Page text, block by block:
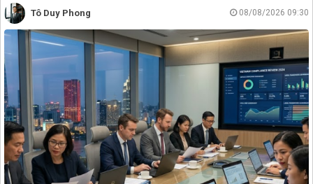
Tô Duy Phong 08/08/2026 09:30